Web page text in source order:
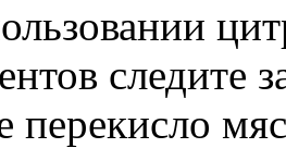
следите
перекисло